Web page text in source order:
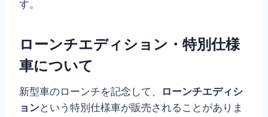
す。
ローンチエディション・特別仕様
車について
新型車のローンチを記念して、
ローンチエディシ
ョンという特別仕様車が販売されることがありま